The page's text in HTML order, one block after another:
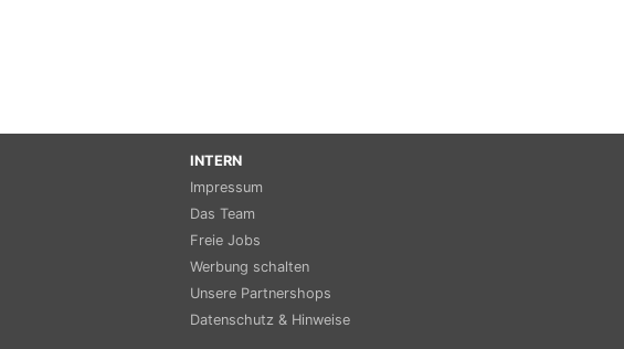
INTERN
Impressum
Das Team
Freie Jobs
Werbung schalten
Unsere Partnershops
Datenschutz & Hinweise